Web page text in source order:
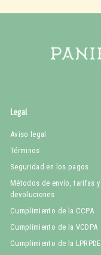
Legal
Aviso legal
Términos
Seguridad en los pagos
Métodos de envío, tarifas y
devoluciones
Cumplimiento de la CCPA
Cumplimiento de la VCDPA
Cumplimiento de la LPRPDE